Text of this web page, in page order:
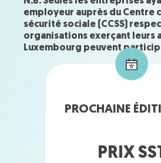
employeur auprès du Centre
sécurité sociale (CCSS)
organisations exerçant leurs
Luxembourg peuvent
PROCHAINE
PRIX